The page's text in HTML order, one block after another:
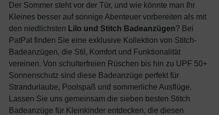
Der Sommer steht vor der Tür, und wie könnte man Ihr
Kleines besser auf sonnige Abenteuer vorbereiten als mit
den niedlichsten Lilo und Stitch Badeanzügen? Bei
PatPat finden Sie eine exklusive Kollektion von Stitch-
Badeanzügen, die Stil, Komfort und Funktionalität
vereinen. Von schulterfreien Rüschen bis hin zu UPF 50+
Sonnenschutz sind diese Badeanzüge perfekt für
Strandurlaube, Poolspaß und sommerliche Ausflüge.
Lassen Sie uns gemeinsam die sieben besten Stitch
Badeanzüge für Kleinkinder entdecken, die diesen